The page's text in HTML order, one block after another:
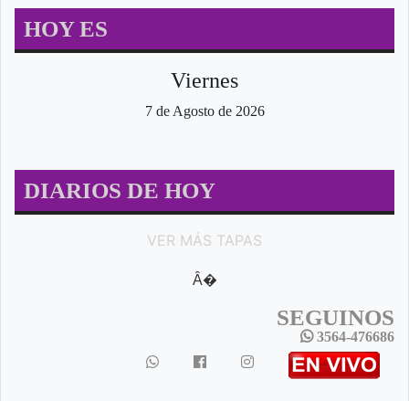
HOY ES
Viernes
7 de Agosto de 2026
DIARIOS DE HOY
VER MÁS TAPAS
Â�
SEGUINOS
3564-476686